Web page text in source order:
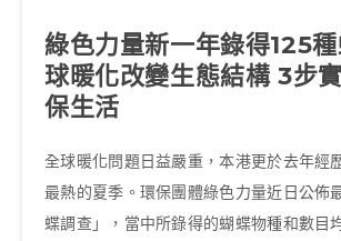
綠色力量新一年錄得125
球暖化改變生態結構 3步
保生活
全球暖化問題日益嚴重，本港更於去年經
最熱的夏季。環保團體綠色力量近日公佈
蝶調查」，當中所錄得的蝴蝶物種和數目